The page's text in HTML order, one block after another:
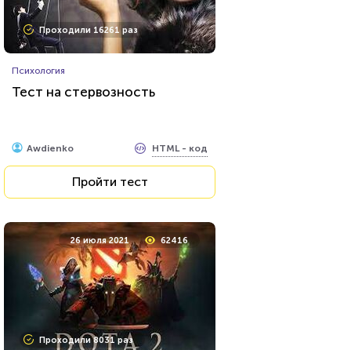
Проходили 16261 раз
Психология
Тест на стервозность
Awdienko HTML - код
Пройти тест
26 июля 2021 62416
Проходили 8031 раз